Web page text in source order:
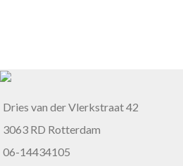
Dries van der Vlerkstraat 42
3063 RD Rotterdam
06-14434105